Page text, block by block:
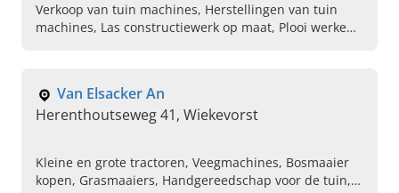
Verkoop van tuin machines, Herstellingen van tuin
machines, Las constructiewerk op maat, Plooi werken,
Van Elsacker An
Herenthoutseweg 41, Wiekevorst
Kleine en grote tractoren, Veegmachines, Bosmaaier
kopen, Grasmaaiers, Handgereedschap voor de tuin,